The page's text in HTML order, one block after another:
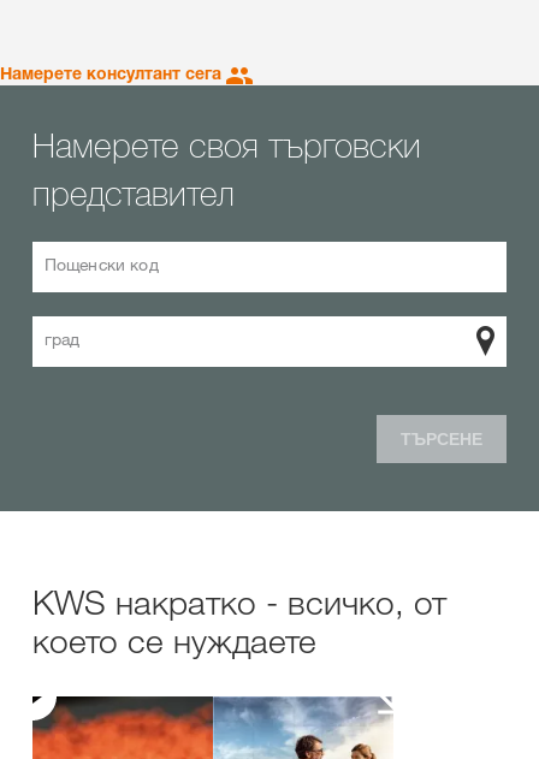
Намерете консултант сега
Намерете своя търговски
представител
Пощенски код
град
ТЪРСЕНЕ
KWS накратко - всичко, от
което се нуждаете